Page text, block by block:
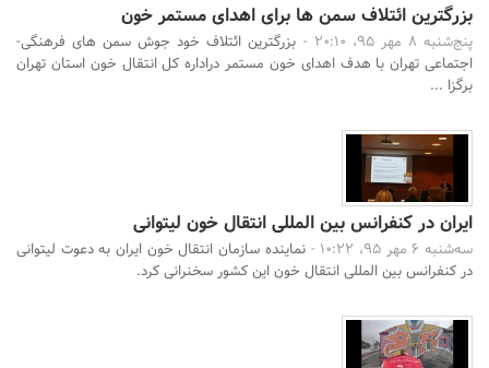
بزرگترین ائتلاف سمن ها برای اهدای مستمر خون
پنج‌شنبه 8 مهر 95، 20:10 -
بزرگترین ائتلاف خود جوش سمن های فرهنگی-
اجتماعی تهران با هدف اهدای خون مستمر دراداره کل انتقال خون استان تهران
برگزا ...
ایران در کنفرانس بین المللی انتقال خون لیتوانی
سه‌شنبه 6 مهر 95، 10:22 -
نماینده سازمان انتقال خون ایران به دعوت لیتوانی
در کنفرانس بین المللی انتقال خون این کشور سخنرانی کرد.